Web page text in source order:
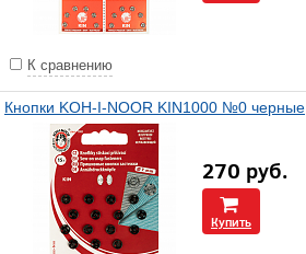
К сравнению
Кнопки KOH-I-NOOR KIN1000 №0 черные
270 руб.
Купить